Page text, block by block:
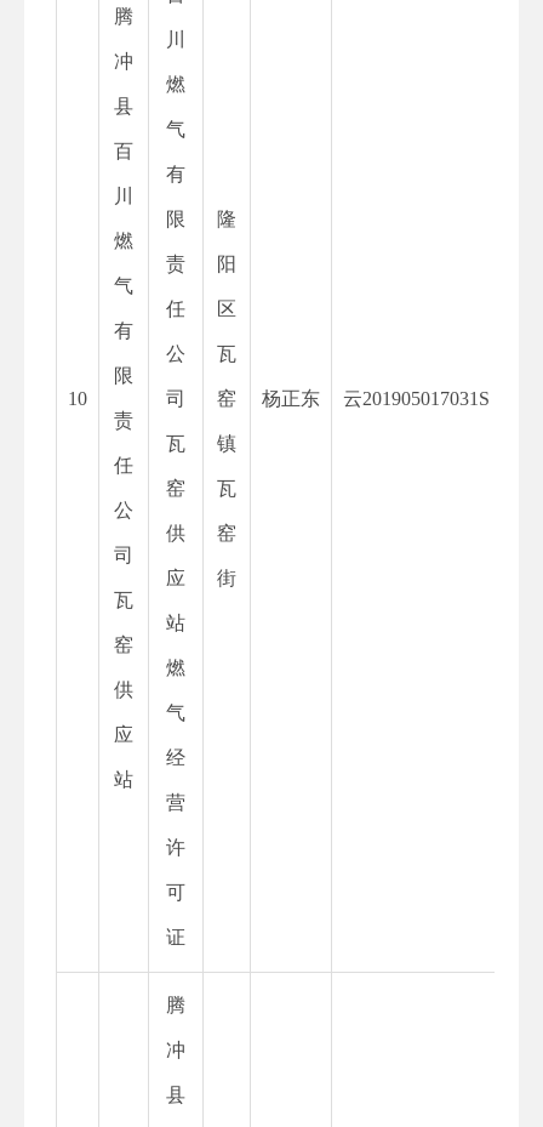
10
腾
冲
县
百
川
燃
气
有
限
责
任
公
司
瓦
窑
供
应
站
川
燃
气
有
限
责
任
公
司
瓦
窑
供
应
站
燃
气
经
营
许
可
证
隆
阳
区
瓦
窑
镇
瓦
窑
街
杨正东 云201905017031S
腾
冲
县